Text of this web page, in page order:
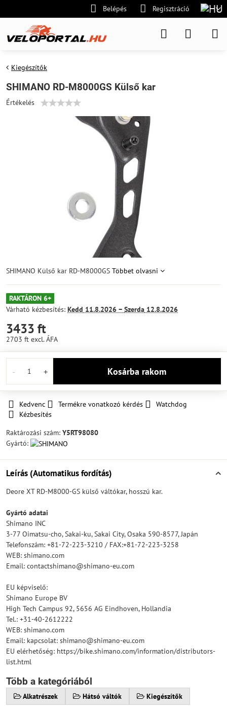
Belépés Regisztráció
Kiegészítők
SHIMANO RD-M8000GS Külső kar
Értékelés
SHIMANO Külső kar RD-M8000GS Többet olvasni
RAKTÁRON 6+
Várható kézbesítés: Kedd 11.8.2026 − Szerda 12.8.2026
3433 ft
2703 ft excl. ÁFA
Kosárba rakom
Kedvenc Termékre vonatkozó kérdés
Watchdog
Kézbesítés
Raktározási szám: Y5RT98080
Gyártó:
Leírás (Automatikus fordítás)
Deore XT RD-M8000-GS külső váltókar, hosszú kar.
Gyártó adatai
Shimano INC
3-77 Oimatsu-cho, Sakai-ku, Sakai City, Osaka 590-8577, Japán
Telefonszám: +81-72-223-3210 / FAX:+81-72-223-3258
WEB: shimano.com
Email: contactshimano@shimano-eu.com
EU képviselő:
Shimano Europe BV
High Tech Campus 92, 5656 AG Eindhoven, Hollandia
Tel.: +31-40-2612222
WEB: shimano.com
Email: kapcsolat: shimano@shimano-eu.com
EU elérhetőség: https://bike.shimano.com/information/distributors-
list.html
Több a kategóriából
Alkatrészek Hátsó váltók Kiegészítők